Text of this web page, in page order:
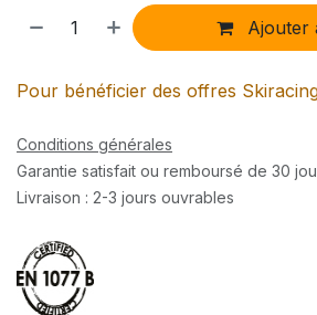
Ajouter
Pour bénéficier des offres
Conditions générales
Garantie satisfait ou remboursé de 30
Livraison : 2-3 jours ouvrables